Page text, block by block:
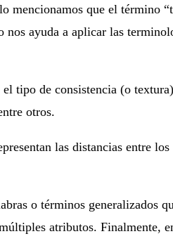
mencionamos que el término
ayuda a aplicar las
tipo de consistencia (o
otros.
las distancias entre
o términos generalizados
atributos. Finalmente,